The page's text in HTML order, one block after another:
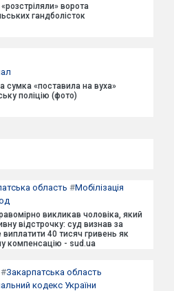
ворота
гандболісток
сумка «поставила на вуха»
поліцію (фото)
область #Мобілізація
викликав чоловіка, який
відстрочку: суд визнав за
виплатити 40 тисяч гривень як
компенсацію - sud.ua
#Закарпатська область
кодекс України